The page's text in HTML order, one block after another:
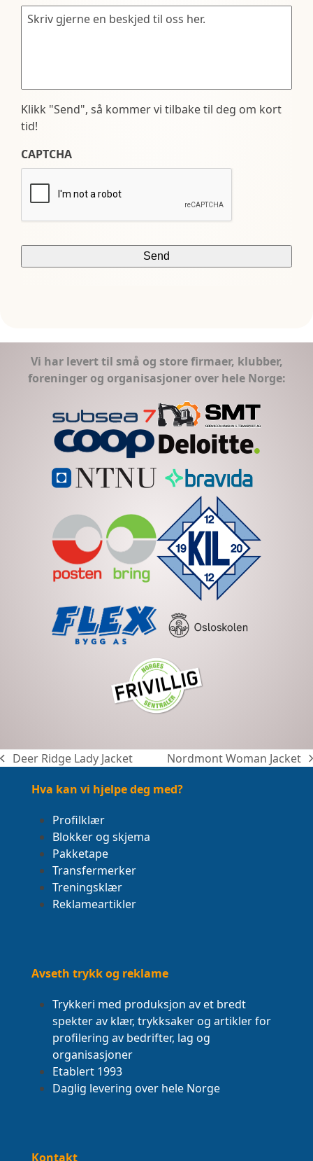
Klikk "Send", så kommer vi tilbake til deg om kort
tid!
CAPTCHA
Vi har levert til små og store firmaer, klubber,
foreninger og organisasjoner over hele Norge:
previous
Deer Ridge Lady Jacket
next
post:
Nordmont Woman Jacket
Hva kan vi hjelpe deg med?
Profilklær
Blokker og skjema
Pakketape
Transfermerker
Treningsklær
Reklameartikler
Avseth trykk og reklame
Trykkeri med produksjon av et bredt
spekter av klær, trykksaker og artikler for
profilering av bedrifter, lag og
organisasjoner
Etablert 1993
Daglig levering over hele Norge
Kontakt